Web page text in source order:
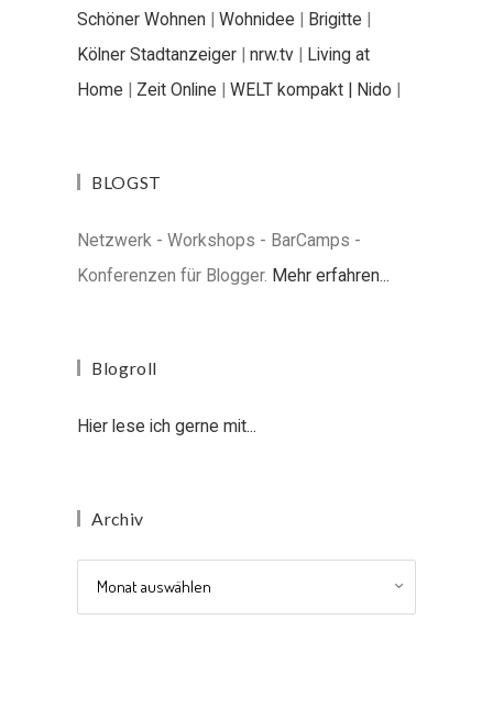
Schöner Wohnen | Wohnidee | Brigitte |
Kölner Stadtanzeiger | nrw.tv | Living at
Home | Zeit Online | WELT kompakt | Nido |
BLOGST
Netzwerk - Workshops - BarCamps -
Konferenzen für Blogger. Mehr erfahren...
Blogroll
Hier lese ich gerne mit...
Archiv